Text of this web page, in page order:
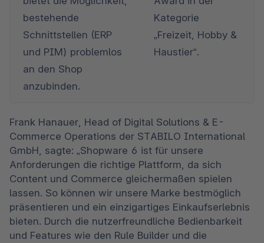
bestehende
Schnittstellen (ERP
und PIM) problemlos
an den Shop
anzubinden.
Kategorie
„Freizeit, Hobby &
Haustier“.
Frank Hanauer, Head of Digital Solutions & E-
Commerce Operations der STABILO International
GmbH, sagte: „Shopware 6 ist für unsere
Anforderungen die richtige Plattform, da sich
Content und Commerce gleichermaßen spielen
lassen. So können wir unsere Marke bestmöglich
präsentieren und ein einzigartiges Einkaufserlebnis
bieten. Durch die nutzerfreundliche Bedienbarkeit
und Features wie den Rule Builder und die